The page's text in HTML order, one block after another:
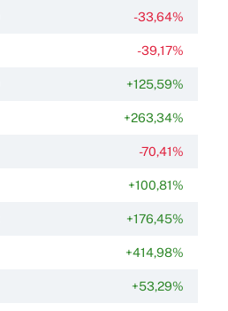
-33,64%
-39,17%
+125,59%
+263,34%
-70,41%
+100,81%
+176,45%
+414,98%
+53,29%